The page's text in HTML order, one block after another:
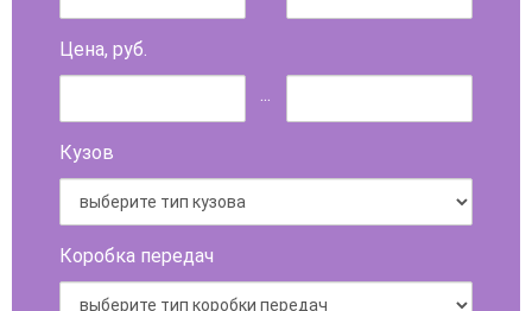
Цена, руб.
...
Кузов
Коробка передач